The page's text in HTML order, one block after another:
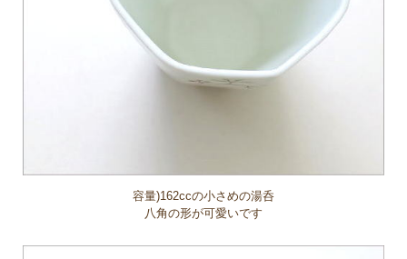
容量)162ccの小さめの湯呑
八角の形が可愛いです